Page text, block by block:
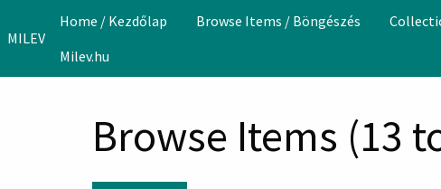
MILEV
Home / Kezdőlap Browse Items / Böngészés
Milev.hu
Browse Items (13